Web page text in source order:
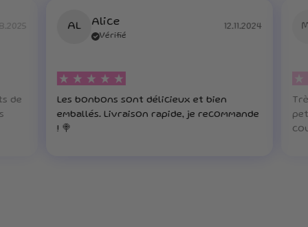
de
AL Alice
Vérifié
12.11.2024
Les bonbons sont délicieux et bien
emballés. Livraison rapide, je recommande
! 🍭